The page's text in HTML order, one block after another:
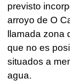
previsto
arroyo de O
llamada zona
que no es
situados a
agua.